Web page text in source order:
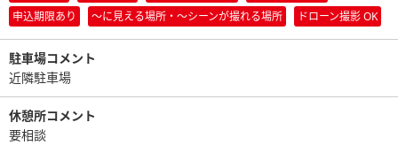
申込期限あり
〜に見える場所・〜シーンが撮れる場所 ドローン撮影 OK
駐車場コメント
近隣駐車場
休憩所コメント
要相談